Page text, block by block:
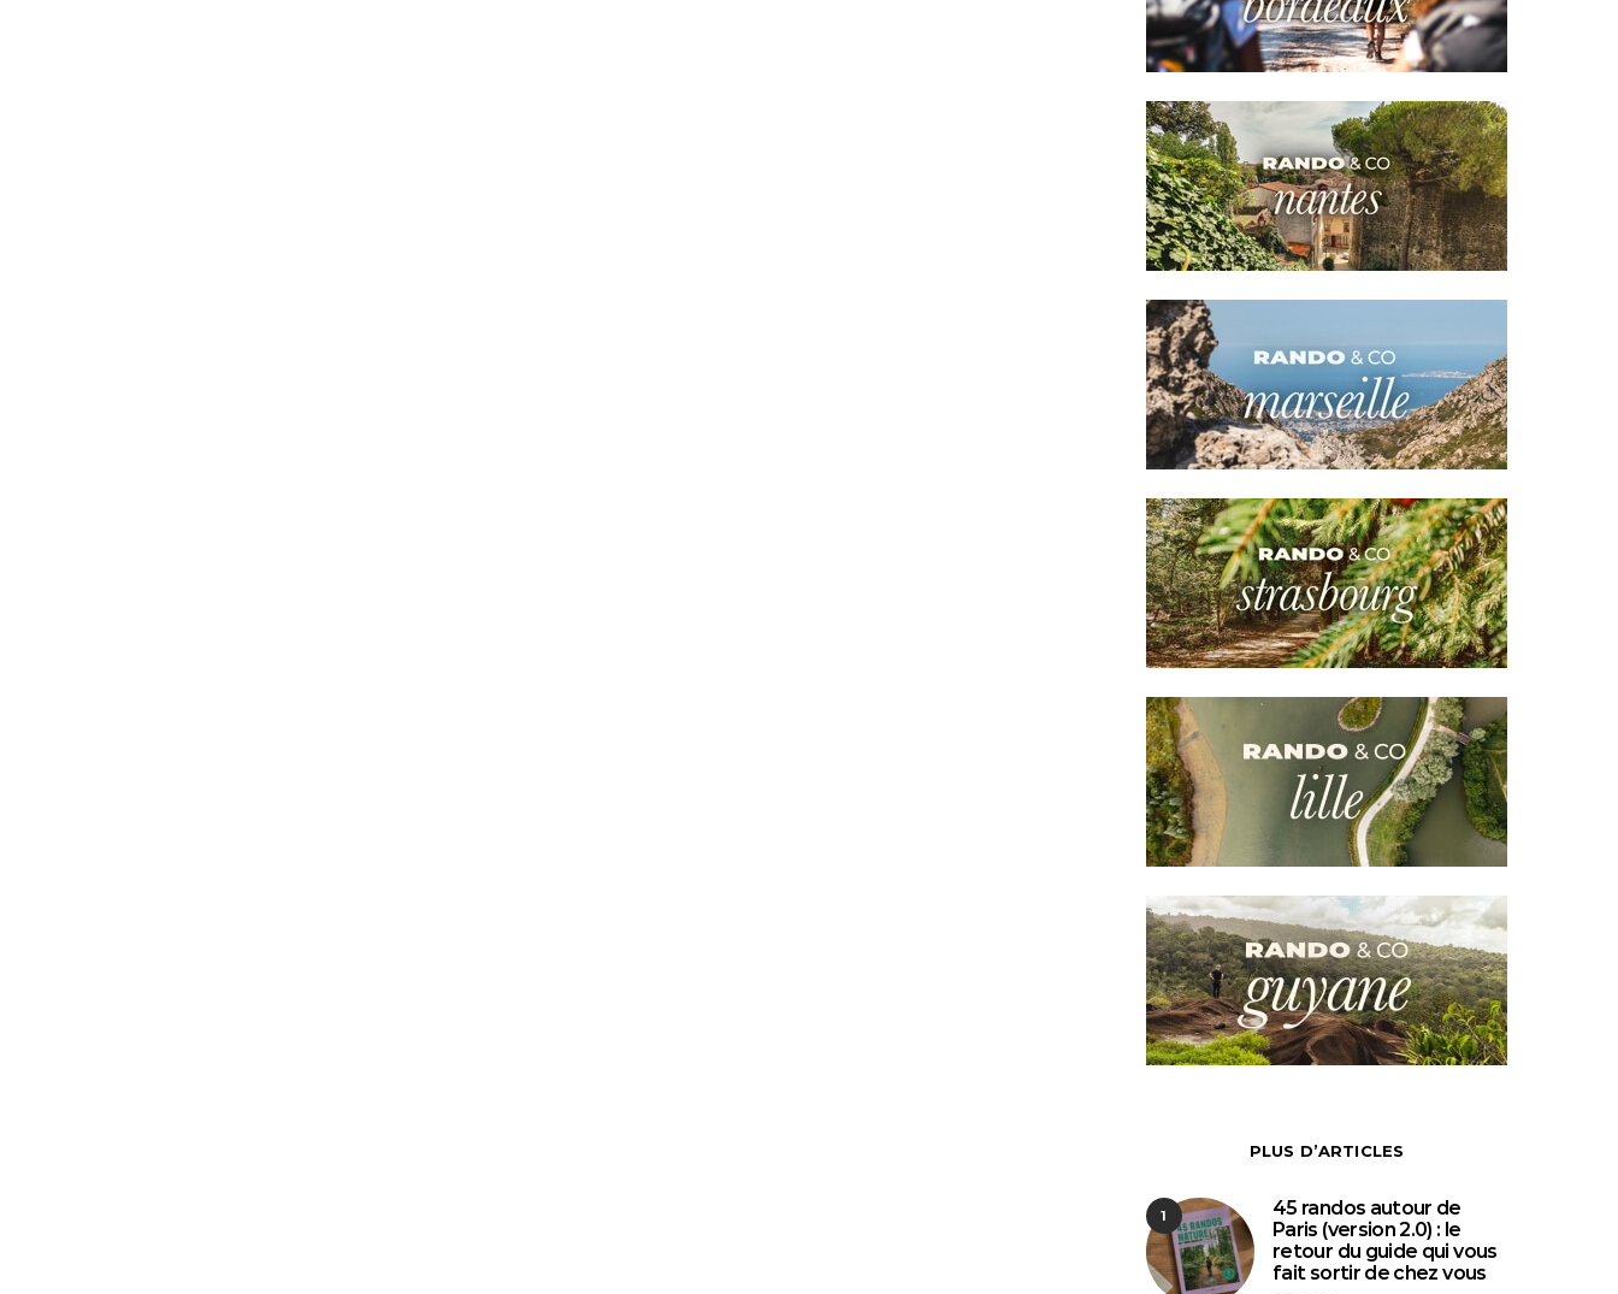
PLUS D’ARTICLES
1
45 randos autour de
Paris (version 2.0) : le
retour du guide qui vous
fait sortir de chez vous